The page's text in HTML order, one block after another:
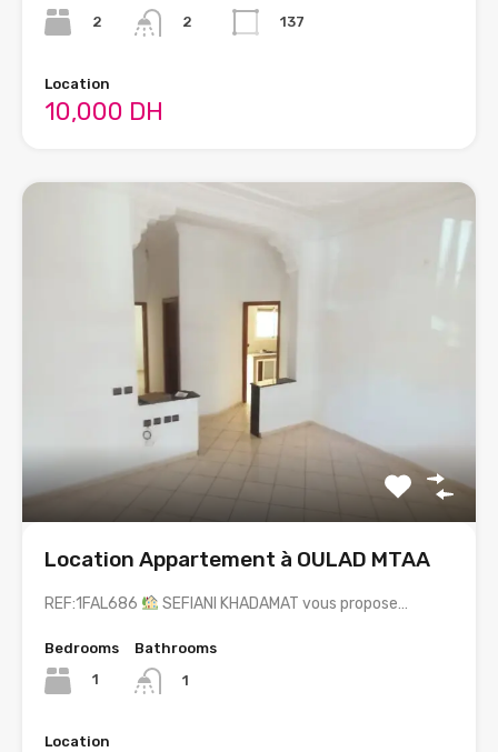
2
2
137
Location
10,000 DH
Location Appartement à OULAD MTAA
REF:1FAL686 SEFIANI KHADAMAT vous propose…
Bedrooms
1
Bathrooms
1
Location